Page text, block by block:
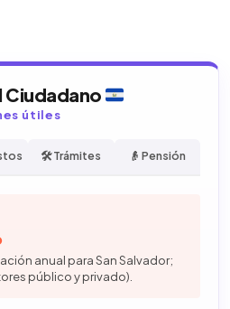
Ciudadano
útiles
🛠️ Trámites 👴 Pensión
anual para San Salvador;
público y privado).